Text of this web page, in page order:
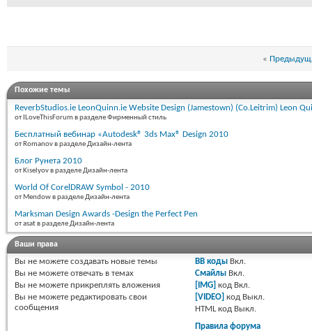
«
Похожие темы
ReverbStudios.ie LeonQuinn.ie Website Design (Jamestown) (Co.Leitrim) Leon
от ILoveThisForum в разделе Фирменный стиль
Бесплатный вебинар «Autodesk® 3ds Max® Design 2010
от Romanov в разделе Дизайн-лента
Блог Рунета 2010
от Kiselyov в разделе Дизайн-лента
World Of CorelDRAW Symbol - 2010
от Mendow в разделе Дизайн-лента
Marksman Design Awards -Design the Perfect Pen
от asat в разделе Дизайн-лента
Ваши права
Вы не можете создавать новые темы
Вы не можете отвечать в темах
Вы не можете прикреплять вложения
Вы не можете редактировать свои
сообщения
BB коды Вкл.
Смайлы Вкл.
[IMG] код Вкл.
[VIDEO] код Выкл.
HTML код Выкл.
Правила форума